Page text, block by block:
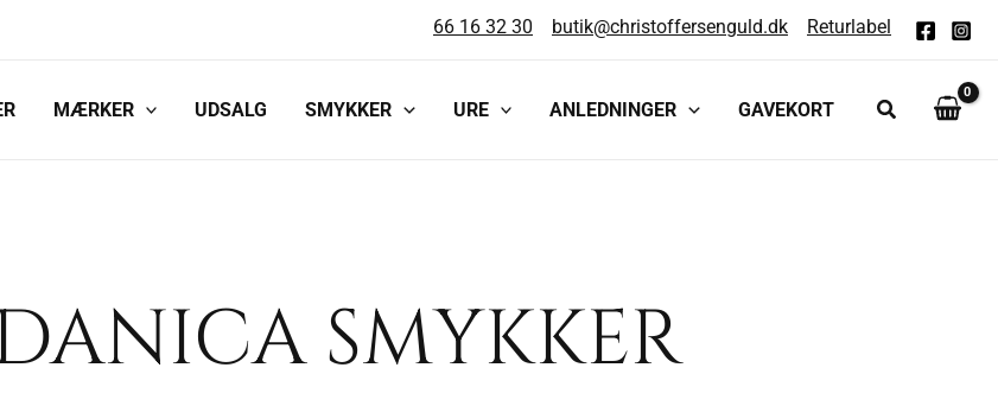
66 16 32 30 butik@christoffersenguld.dk Returlabel
MÆRKER UDSALG SMYKKER URE ANLEDNINGER GAVEKORT
SMYKKER